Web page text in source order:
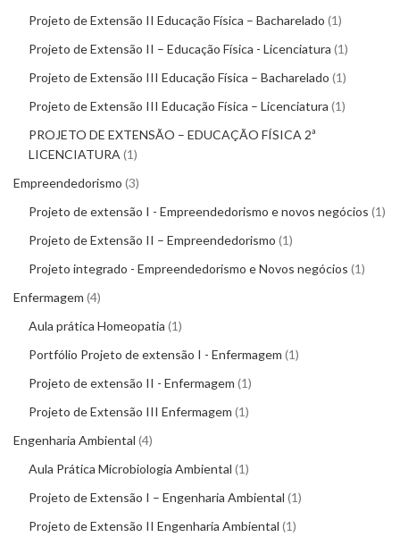
Projeto de Extensão II Educação Física – Bacharelado 1
Projeto de Extensão II – Educação Física - Licenciatura 1
Projeto de Extensão III Educação Física – Bacharelado 1
Projeto de Extensão III Educação Física – Licenciatura 1
PROJETO DE EXTENSÃO – EDUCAÇÃO FÍSICA 2ª
LICENCIATURA 1
Empreendedorismo 3
Projeto de extensão I - Empreendedorismo e novos negócios 1
Projeto de Extensão II – Empreendedorismo 1
Projeto integrado - Empreendedorismo e Novos negócios 1
Enfermagem 4
Aula prática Homeopatia 1
Portfólio Projeto de extensão I - Enfermagem 1
Projeto de extensão II - Enfermagem 1
Projeto de Extensão III Enfermagem 1
Engenharia Ambiental 4
Aula Prática Microbiologia Ambiental 1
Projeto de Extensão I – Engenharia Ambiental 1
Projeto de Extensão II Engenharia Ambiental 1